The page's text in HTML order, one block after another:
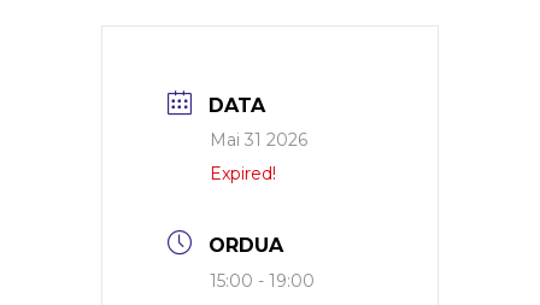
DATA
Mai 31 2026
Expired!
ORDUA
15:00 - 19:00